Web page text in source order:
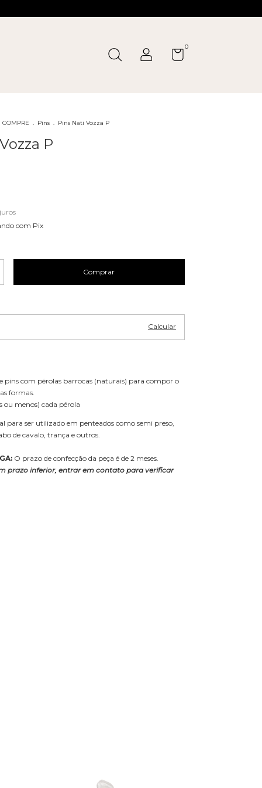
0
COMPRE . Pins . Pins Nati Vozza P
P
com Pix
Calcular
pins com pérolas barrocas (naturais) para compor o
formas.
ou menos) cada pérola
para ser utilizado em penteados como semi preso,
de cavalo, trança e outros.
O prazo de confecção da peça é de 2 meses.
prazo inferior, entrar em contato para verificar